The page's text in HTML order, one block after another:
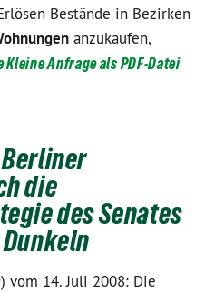
Bestände in Bezirken
anzukaufen,
Kleine Anfrage als PDF-Datei
die
des Senates
vom 14. Juli 2008: Die